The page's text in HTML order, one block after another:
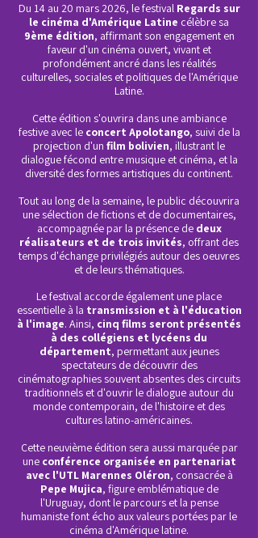
Du 14 au 20 mars 2026, le festival Regards sur
le cinéma d'Amérique Latine célèbre sa
9ème édition, affirmant son engagement en
faveur d'un cinéma ouvert, vivant et
profondément ancré dans les réalités
culturelles, sociales et politiques de l'Amérique
Latine.
Cette édition s'ouvrira dans une ambiance
festive avec le concert Apolotango, suivi de la
projection d'un film bolivien, illustrant le
dialogue fécond entre musique et cinéma, et la
diversité des formes artistiques du continent.
Tout au long de la semaine, le public découvrira
une sélection de fictions et de documentaires,
accompagnée par la présence de deux
réalisateurs et de trois invités, offrant des
temps d'échange privilégiés autour des oeuvres
et de leurs thématiques.
Le festival accorde également une place
essentielle à la transmission et à l'éducation
à l'image. Ainsi, cinq films seront présentés
à des collégiens et lycéens du
département, permettant aux jeunes
spectateurs de découvrir des
cinématographiessouvent absentes des circuits
traditionnels et d'ouvrir le dialogue autour du
monde contemporain, de l'histoire et des
cultures latino-américaines.
Cette neuvième édition sera aussi marquée par
une conférence organisée en partenariat
avec l'UTL Marennes Oléron, consacrée à
Pepe Mujica, figure emblématique de
l'Uruguay, dont le parcours et la pense
humaniste font écho aux valeurs portées par le
cinéma d'Amérique latine.